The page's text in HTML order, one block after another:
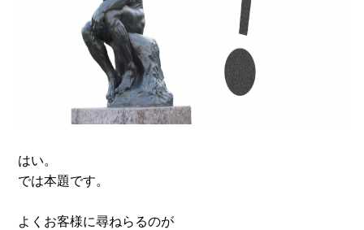
はい。
では本題です。
よくお客様に尋ねらるのが